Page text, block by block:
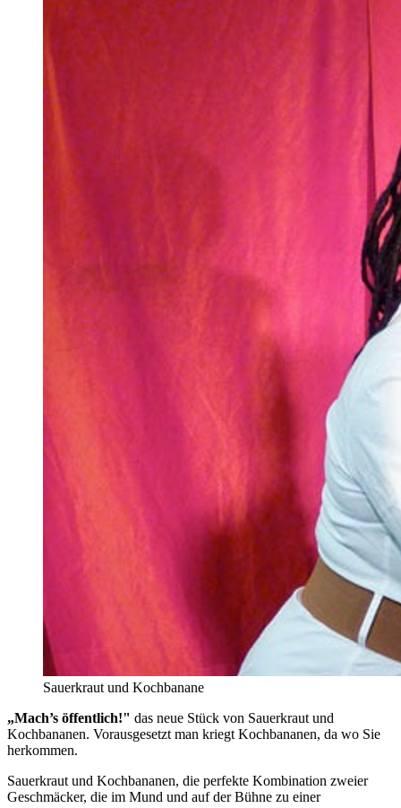
Sauerkraut und Kochbanane
„Mach’s öffentlich!" das neue Stück von Sauerkraut und
Kochbananen. Vorausgesetzt man kriegt Kochbananen, da wo Sie
herkommen.
Sauerkraut und Kochbananen, die perfekte Kombination zweier
Geschmäcker, die im Mund und auf der Bühne zu einer